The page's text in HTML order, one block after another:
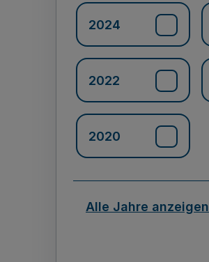
2024
2022
2020
Alle Jahre anzeigen